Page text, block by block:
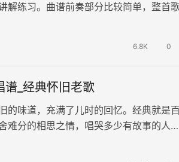
解练习。曲谱前奏部分比较简单，整首
6.8K 0
谱_经典怀旧老歌
的味道，充满了儿时的回忆。经典就是
难分的相思之情，唱哭多少有故事的人…